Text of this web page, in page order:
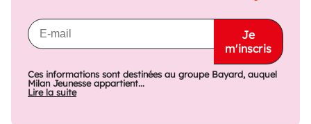
Je
m'inscris
Ces informations sont destinées au groupe Bayard, auquel
Milan Jeunesse appartient...
Lire la suite